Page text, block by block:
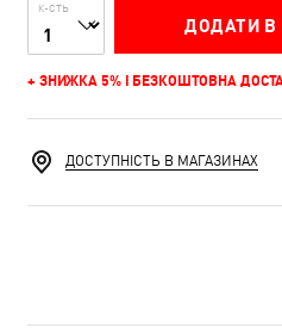
К-СТЬ
ДОДАТИ
+ ЗНИЖКА 5% І БЕЗКОШТОВНА
ДОСТУПНІСТЬ В МАГАЗИНАХ